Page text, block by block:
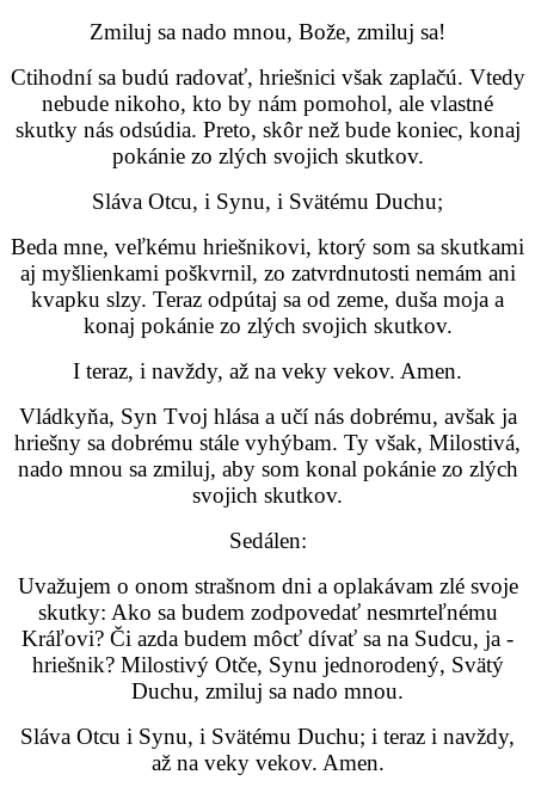
Zmiluj sa nado mnou, Bože, zmiluj sa!
Ctihodní sa budú radovať, hriešnici však zaplačú. Vtedy
nebude nikoho, kto by nám pomohol, ale vlastné
skutky nás odsúdia. Preto, skôr než bude koniec, konaj
pokánie zo zlých svojich skutkov.
Sláva Otcu, i Synu, i Svätému Duchu;
Beda mne, veľkému hriešnikovi, ktorý som sa skutkami
aj myšlienkami poškvrnil, zo zatvrdnutosti nemám ani
kvapku slzy. Teraz odpútaj sa od zeme, duša moja a
konaj pokánie zo zlých svojich skutkov.
I teraz, i navždy, až na veky vekov. Amen.
Vládkyňa, Syn Tvoj hlása a učí nás dobrému, avšak ja
hriešny sa dobrému stále vyhýbam. Ty však, Milostivá,
nado mnou sa zmiluj, aby som konal pokánie zo zlých
svojich skutkov.
Sedálen:
Uvažujem o onom strašnom dni a oplakávam zlé svoje
skutky: Ako sa budem zodpovedať nesmrteľnému
Kráľovi? Či azda budem môcť dívať sa na Sudcu, ja -
hriešnik? Milostivý Otče, Synu jednorodený, Svätý
Duchu, zmiluj sa nado mnou.
Sláva Otcu i Synu, i Svätému Duchu; i teraz i navždy,
až na veky vekov. Amen.